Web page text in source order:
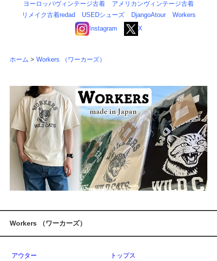
ヨーロッパヴィンテージ古着
アメリカンヴィンテージ古着
リメイク古着redad
USEDシューズ DjangoAtour
Workers
Instagram
X
ホーム > Workers （ワーカーズ）
Workers （ワーカーズ）
アウター トップス